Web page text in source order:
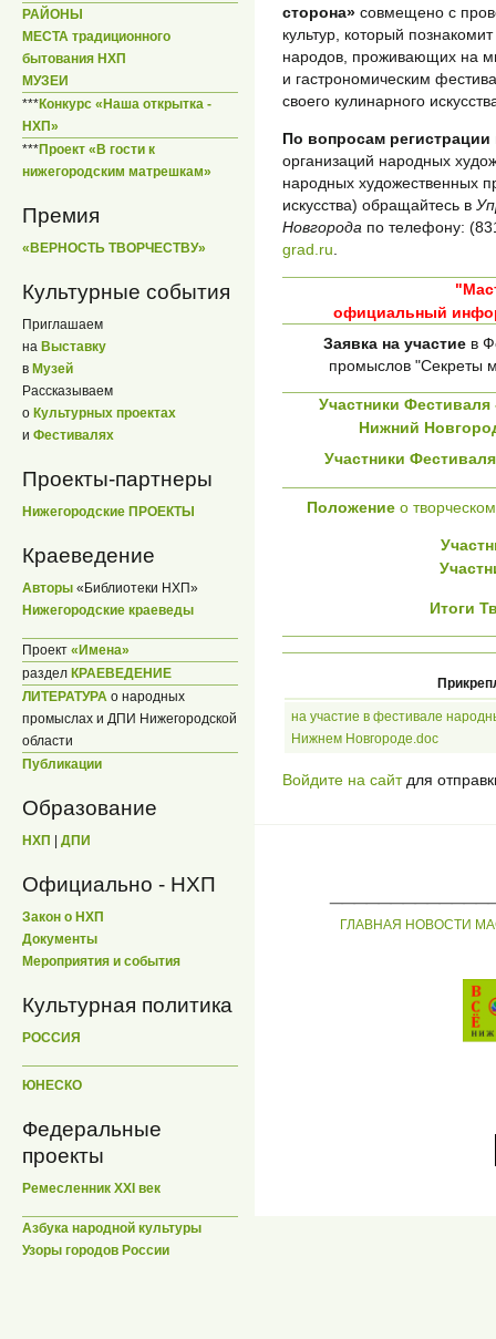
РАЙОНЫ
МЕСТА традиционного
бытования НХП
МУЗЕИ
***Конкурс «Наша открытка -
НХП»
***Проект «В гости к
нижегородским матрешкам»
Премия
«ВЕРНОСТЬ ТВОРЧЕСТВУ»
Культурные события
Приглашаем
на Выставку
в Музей
Рассказываем
о Культурных проектах
и Фестивалях
Проекты-партнеры
Нижегородские ПРОЕКТЫ
Краеведение
Авторы «Библиотеки НХП»
Нижегородские краеведы
Проект «Имена»
раздел КРАЕВЕДЕНИЕ
ЛИТЕРАТУРА о народных
промыслах и ДПИ Нижегородской
области
Публикации
Образование
НХП ДПИ
Официально - НХП
Закон о НХП
Документы
Мероприятия и события
Культурная политика
РОССИЯ
ЮНЕСКО
Федеральные
проекты
Ремесленник XXI век
Азбука народной культуры
Узоры городов России
сторона» совмещено с
культур, который
народов, проживающих на
и гастрономическим
своего кулинарного
По вопросам регистрации
организаций народных
народных художественных
искусства) обращайтесь в
Новгорода по телефону:
grad.ru
официальный
Заявка на участие в
промыслов "Секреты
Участники
Нижний
Участники
Положение о
Итоги
на участие в фестивале
Нижнем Новгороде.doc
Войдите на сайтдля
ГЛАВНАЯ НОВОСТИ